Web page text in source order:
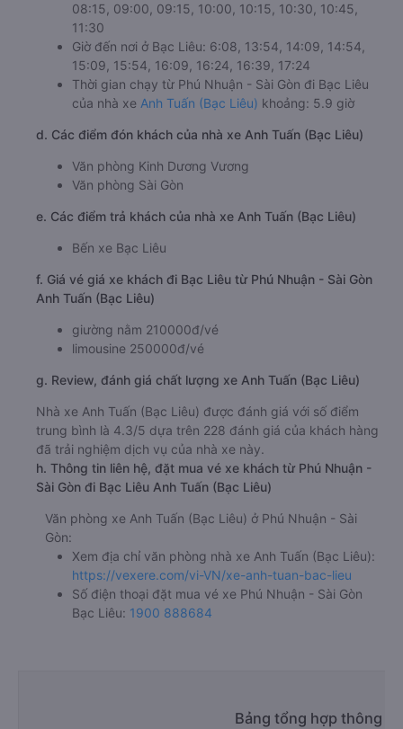
08:15, 09:00, 09:15, 10:00, 10:15, 10:30, 10:45,
11:30
Giờ đến nơi ở Bạc Liêu: 6:08, 13:54, 14:09, 14:54,
15:09, 15:54, 16:09, 16:24, 16:39, 17:24
Thời gian chạy từ Phú Nhuận - Sài Gòn đi Bạc Liêu
của nhà xe Anh Tuấn (Bạc Liêu) khoảng: 5.9 giờ
d. Các điểm đón khách của nhà xe Anh Tuấn (Bạc Liêu)
Văn phòng Kinh Dương Vương
Văn phòng Sài Gòn
e. Các điểm trả khách của nhà xe Anh Tuấn (Bạc Liêu)
Bến xe Bạc Liêu
f. Giá vé giá xe khách đi Bạc Liêu từ Phú Nhuận - Sài Gòn
Anh Tuấn (Bạc Liêu)
giường nằm 210000đ/vé
limousine 250000đ/vé
g. Review, đánh giá chất lượng xe Anh Tuấn (Bạc Liêu)
Nhà xe Anh Tuấn (Bạc Liêu) được đánh giá với số điểm
trung bình là 4.3/5 dựa trên 228 đánh giá của khách hàng
đã trải nghiệm dịch vụ của nhà xe này.
h. Thông tin liên hệ, đặt mua vé xe khách từ Phú Nhuận -
Sài Gòn đi Bạc Liêu Anh Tuấn (Bạc Liêu)
Văn phòng xe Anh Tuấn (Bạc Liêu) ở Phú Nhuận - Sài
Gòn:
Xem địa chỉ văn phòng nhà xe Anh Tuấn (Bạc Liêu):
https://vexere.com/vi-VN/xe-anh-tuan-bac-lieu
Số điện thoại đặt mua vé xe Phú Nhuận - Sài Gòn
Bạc Liêu: 1900 888684
Bảng tổng hợp thông